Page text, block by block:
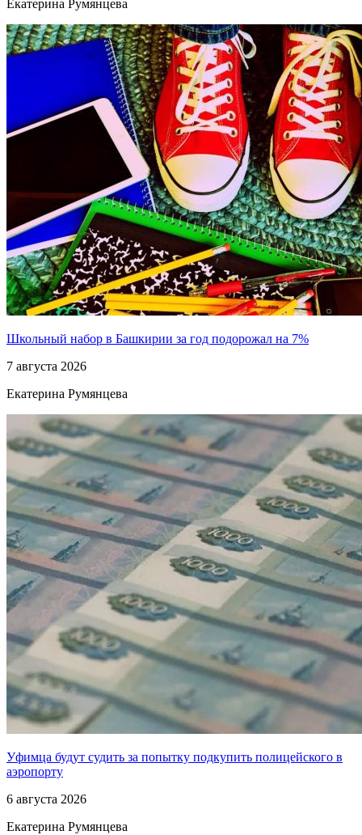
Екатерина Румянцева
Школьный набор в Башкирии за год подорожал на 7%
7 августа 2026
Екатерина Румянцева
Уфимца будут судить за попытку подкупить полицейского в
аэропорту
6 августа 2026
Екатерина Румянцева